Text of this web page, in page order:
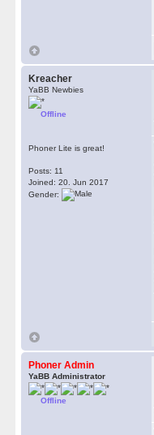
Kreacher
YaBB Newbies
Offline
Phoner Lite is great!
Posts: 11
Joined: 20. Jun 2017
Gender:
Phoner Admin
YaBB Administrator
Offline